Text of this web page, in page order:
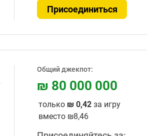
Присоединиться
Общий джекпот:
₪ 80 000 000
только ₪ 0,42 за игру
вместо ₪8,46